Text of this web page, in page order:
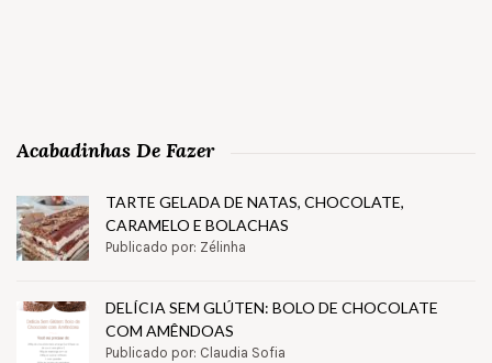
Acabadinhas De Fazer
TARTE GELADA DE NATAS, CHOCOLATE,
CARAMELO E BOLACHAS
Publicado por: Zélinha
DELÍCIA SEM GLÚTEN: BOLO DE CHOCOLATE
COM AMÊNDOAS
Publicado por: Claudia Sofia